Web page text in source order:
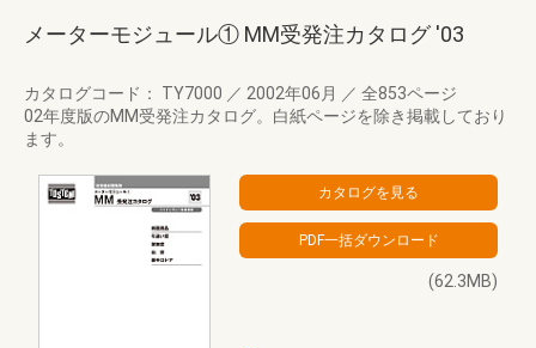
メーターモジュール① MM受発注カタログ '03
カタログコード： TY7000 ／ 2002年06月 ／ 全853ページ
02年度版のMM受発注カタログ。白紙ページを除き掲載しており
ます。
(62.3MB)